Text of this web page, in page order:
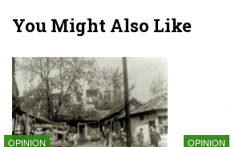
You Might Also Like
OPINION OPINION